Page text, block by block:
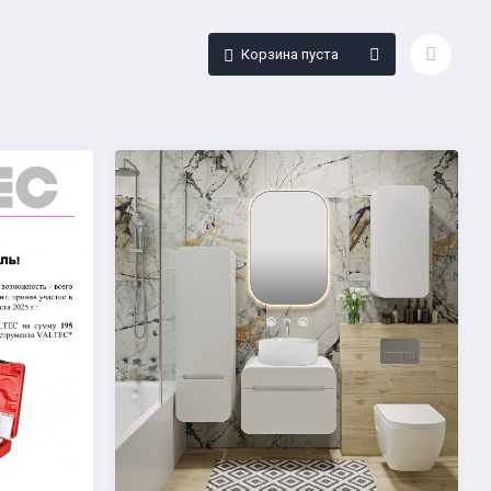
Корзина пуста